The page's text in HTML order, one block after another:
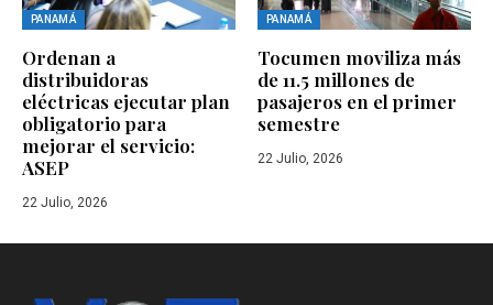
PANAMÁ
Ordenan a
distribuidoras
eléctricas ejecutar plan
obligatorio para
mejorar el servicio:
ASEP
22 Julio, 2026
PANAMÁ
Tocumen moviliza más
de 11.5 millones de
pasajeros en el primer
semestre
22 Julio, 2026